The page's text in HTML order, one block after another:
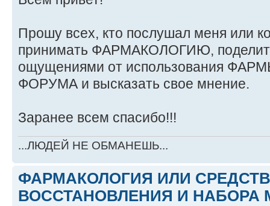
Прошу всех, кто послушал меня или
принимать ФАРМАКОЛОГИЮ,
ощущениями от использования
ФОРУМА и высказать свое мнение.
Заранее всем спасибо!!!
...ЛЮДЕЙ НЕ ОБМАНЕШЬ...
ФАРМАКОЛОГИЯ ИЛИ
ВОССТАНОВЛЕНИЯ И НАБОРА